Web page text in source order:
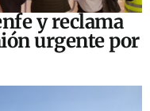
y reclama
urgente por